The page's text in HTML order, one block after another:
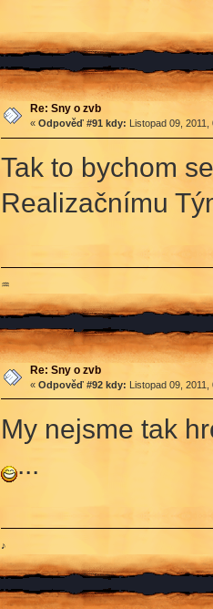
Re: Sny o zvb
« Odpověď #91 kdy: Listopad 09,
Tak to bychom
Realizačnímu
♒
Re: Sny o zvb
« Odpověď #92 kdy: Listopad 09,
My nejsme tak
...
♪